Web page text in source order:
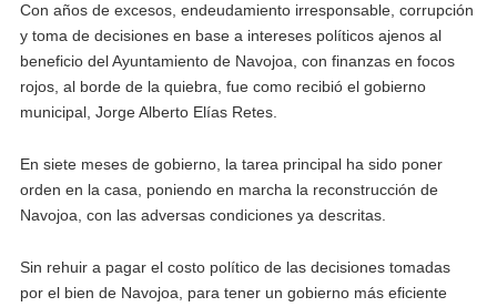
Con años de excesos, endeudamiento irresponsable, corrupción
y toma de decisiones en base a intereses políticos ajenos al
beneficio del Ayuntamiento de Navojoa, con finanzas en focos
rojos, al borde de la quiebra, fue como recibió el gobierno
municipal, Jorge Alberto Elías Retes.
En siete meses de gobierno, la tarea principal ha sido poner
orden en la casa, poniendo en marcha la reconstrucción de
Navojoa, con las adversas condiciones ya descritas.
Sin rehuir a pagar el costo político de las decisiones tomadas
por el bien de Navojoa, para tener un gobierno más eficiente